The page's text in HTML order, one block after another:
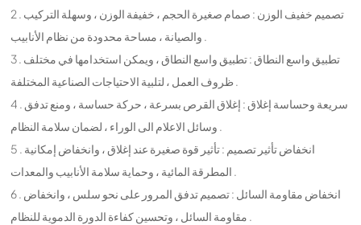
2 . تصميم خفيف الوزن : صمام صغيرة الحجم ، خفيفة الوزن ، وسهلة التركيب
والصيانة ، مساحة محدودة من نظام الأنابيب .
3 . تطبيق واسع النطاق : تطبيق واسع النطاق ، ويمكن استخدامها في مختلف
ظروف العمل ، لتلبية الاحتياجات الصناعية المختلفة .
4 . سريعة وحساسة إغلاق : إغلاق القرص بسرعة ، حركة حساسة ، ومنع تدفق
وسائل الاعلام الى الوراء ، لضمان سلامة النظام .
5 . انخفاض تأثير تصميم : تأثير قوة صغيرة عند إغلاق ، وانخفاض إمكانية
المطرقة المائية ، وحماية سلامة الأنابيب والمعدات .
6 . انخفاض مقاومة السائل : تصميم تدفق المرور على نحو سلس ، وانخفاض
مقاومة السائل ، وتحسين كفاءة الدورة الدموية للنظام .